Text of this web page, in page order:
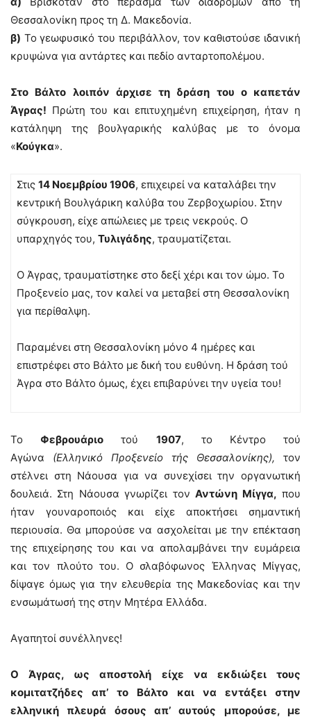
Θεσσαλονίκη προς τη Δ. Μακεδονία.
β) Το γεωφυσικό του περιβάλλον, τον καθιστούσε ιδανική
κρυψώνα για αντάρτες και πεδίο ανταρτοπολέμου.
Στο Βάλτο λοιπόν άρχισε τη δράση του ο καπετάν
Άγρας! Πρώτη του και επιτυχημένη επιχείρηση, ήταν η
κατάληψη της βουλγαρικής καλύβας με το όνομα
«Κούγκα».
Στις 14 Νοεμβρίου 1906, επιχειρεί να καταλάβει την
κεντρική Βουλγάρικη καλύβα του Ζερβοχωρίου. Στην
σύγκρουση, είχε απώλειες με τρεις νεκρούς. Ο
υπαρχηγός του, Τυλιγάδης, τραυματίζεται.
Ο Άγρας, τραυματίστηκε στο δεξί χέρι και τον ώμο. Το
Προξενείο μας, τον καλεί να μεταβεί στη Θεσσαλονίκη
για περίθαλψη.
Παραμένει στη Θεσσαλονίκη μόνο 4 ημέρες και
επιστρέφει στο Βάλτο με δική του ευθύνη. Η δράση τού
Άγρα στο Βάλτο όμως, έχει επιβαρύνει την υγεία του!
Το Φεβρουάριο τού 1907, το Κέντρο τού
Αγώνα (Ελληνικό Προξενείο τής Θεσσαλονίκης), τον
στέλνει στη Νάουσα για να συνεχίσει την οργανωτική
δουλειά. Στη Νάουσα γνωρίζει τονΑντώνη Μίγγα, που
ήταν γουναροποιός και είχε αποκτήσει σημαντική
περιουσία. Θα μπορούσε να ασχολείται με την επέκταση
της επιχείρησης του και να απολαμβάνει την ευμάρεια
και τον πλούτο του. Ο σλαβόφωνος Έλληνας Μίγγας,
δίψαγε όμως για την ελευθερία της Μακεδονίας και την
ενσωμάτωσή της στην Μητέρα Ελλάδα.
Αγαπητοί συνέλληνες!
Ο Άγρας, ως αποστολή είχε να εκδιώξει τους
κομιτατζήδες απ’ το Βάλτο και να εντάξει στην
ελληνική πλευρά όσους απ’ αυτούς μπορούσε, με